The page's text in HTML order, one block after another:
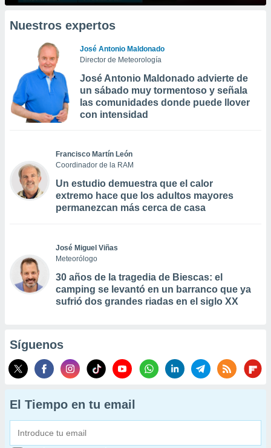
Nuestros expertos
José Antonio Maldonado
Director de Meteorología
José Antonio Maldonado advierte de
un sábado muy tormentoso y señala
las comunidades donde puede llover
con intensidad
Francisco Martín León
Coordinador de la RAM
Un estudio demuestra que el calor
extremo hace que los adultos mayores
permanezcan más cerca de casa
José Miguel Viñas
Meteorólogo
30 años de la tragedia de Biescas: el
camping se levantó en un barranco que ya
sufrió dos grandes riadas en el siglo XX
Síguenos
El Tiempo en tu email